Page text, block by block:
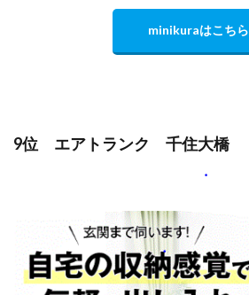
minikuraはこちら
9位 エアトランク 千住大橋